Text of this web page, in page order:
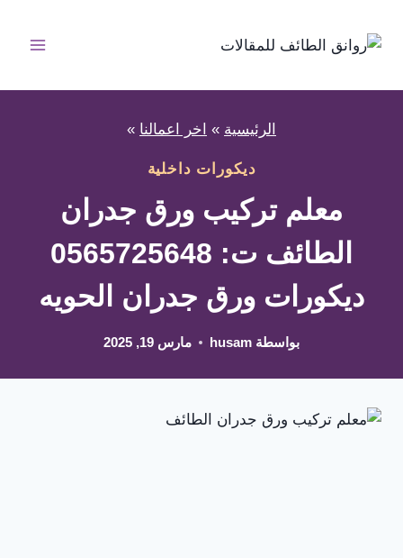
المحتوى
الرئيسية » اخر اعمالنا »
ديكورات داخلية
معلم تركيب ورق جدران
الطائف ت: 0565725648
ديكورات ورق جدران الحويه
بواسطة husam مارس 19, 2025